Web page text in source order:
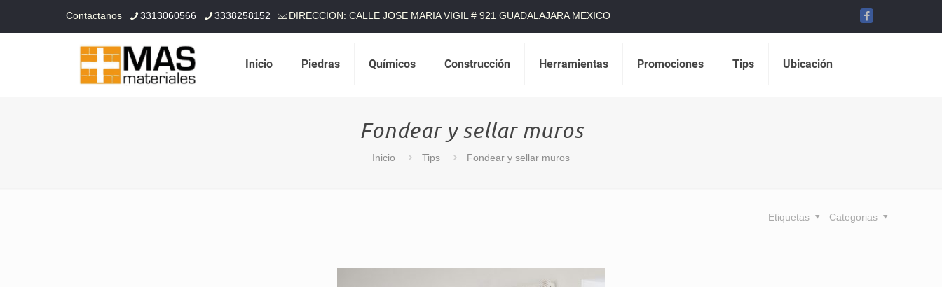
Contactanos 3313060566 3338258152 DIRECCION: CALLE JOSE MARIA VIGIL # 921 GUADALAJARA MEXICO
Inicio Piedras Químicos Construcción Herramientas Promociones Tips Ubicación
Fondear y sellar muros
Inicio Tips Fondear y sellar muros
Categorias
Etiquetas